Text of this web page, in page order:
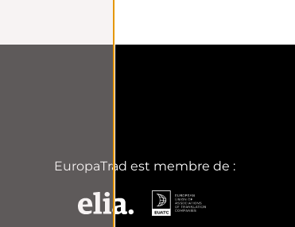
EuropaTrad est membre de :